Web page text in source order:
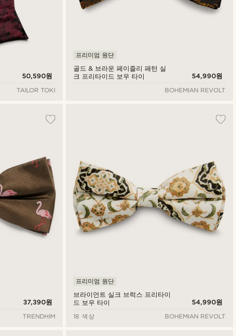
50,590원
TAILOR TOKI
골드 & 브라운 페이즐리 패턴 실
크 프리타이드 보우 타이
프리미엄 원단
54,990원
BOHEMIAN REVOLT
37,390원
TRENDHIM
브라이언트 실크 브럭스 프리타이
드 보우 타이
프리미엄 원단
54,990원
18 색상
BOHEMIAN REVOLT